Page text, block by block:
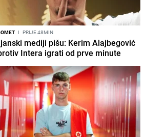
I PRIJE 48MIN
mediji pišu: Kerim Alajbegović
Intera igrati od prve minute